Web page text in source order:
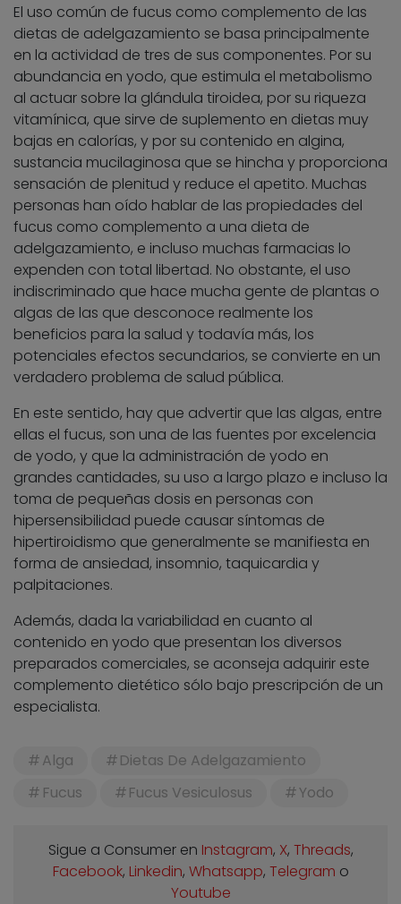
El uso común de fucus como complemento de las
dietas de adelgazamiento se basa principalmente
en la actividad de tres de sus componentes. Por su
abundancia en yodo, que estimula el metabolismo
al actuar sobre la glándula tiroidea, por su riqueza
vitamínica, que sirve de suplemento en dietas muy
bajas en calorías, y por su contenido en algina,
sustancia mucilaginosa que se hincha y proporciona
sensación de plenitud y reduce el apetito. Muchas
personas han oído hablar de las propiedades del
fucus como complemento a una dieta de
adelgazamiento, e incluso muchas farmacias lo
expenden con total libertad. No obstante, el uso
indiscriminado que hace mucha gente de plantas o
algas de las que desconoce realmente los
beneficios para la salud y todavía más, los
potenciales efectos secundarios, se convierte en un
verdadero problema de salud pública.
En este sentido, hay que advertir que las algas, entre
ellas el fucus, son una de las fuentes por excelencia
de yodo, y que la administración de yodo en
grandes cantidades, su uso a largo plazo e incluso la
toma de pequeñas dosis en personas con
hipersensibilidad puede causar síntomas de
hipertiroidismo que generalmente se manifiesta en
forma de ansiedad, insomnio, taquicardia y
palpitaciones.
Además, dada la variabilidad en cuanto al
contenido en yodo que presentan los diversos
preparados comerciales, se aconseja adquirir este
complemento dietético sólo bajo prescripción de un
especialista.
Alga
Dietas De Adelgazamiento
Fucus
Fucus Vesiculosus Yodo
Sigue a Consumer en Instagram, X, Threads,
Facebook, Linkedin, Whatsapp, Telegram o
Youtube